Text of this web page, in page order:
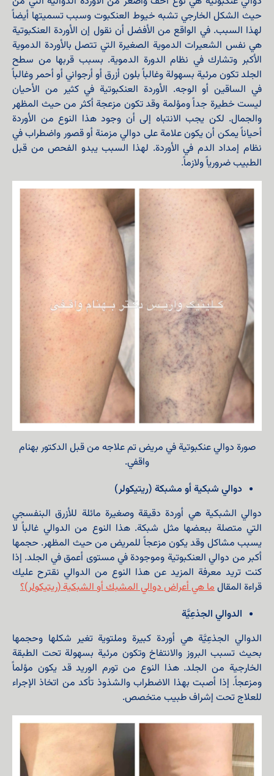
حيث الشكل الخارجي تشبه خيوط العنكبوت وسبب تسميتها أيضاً
لهذا السبب. في الواقع من الأفضل أن نقول إن الأوردة العنكبوتية
هي نفس الشعيرات الدموية الصغيرة التي تتصل بالأوردة الدموية
الأكبر وتشارك في نظام الدورة الدموية. بسبب قربها من سطح
الجلد تكون مرئية بسهولة وغالباً بلون أزرق أو أرجواني أو أحمر وغالباً
في الساقين أو الوجه. الأوردة العنكبوتية في كثير من الأحيان
ليست خطيرة جداً ومؤلمة وقد تكون مزعجة أكثر من حيث المظهر
والجمال. لكن يجب الانتباه إلى أن وجود هذا النوع من الأوردة
أحياناً يمكن أن يكون علامة على دوالي مزمنة أو قصور واضطراب في
نظام إمداد الدم في الأوردة. لهذا السبب يبدو الفحص من قبل
الطبيب ضرورياً ولازماً.
صورة دوالي عنكبوتية في مريض تم علاجه من قبل الدكتور بهنام
واقفي.
دوالي شبكية أو مشبكة (ريتيكولر)
دوالي الشبكية هي أوردة دقيقة وصغيرة مائلة للأزرق البنفسجي
التي متصلة ببعضها مثل شبكة. هذا النوع من الدوالي غالباً لا
يسبب مشاكل وقد يكون مزعجاً للمريض من حيث المظهر. حجمها
أكبر من دوالي العنكبوتية وموجودة في مستوى أعمق في الجلد. إذا
كنت تريد معرفة المزيد عن هذا النوع من الدوالي نقترح عليك
قراءة المقالما هي أعراض دوالي المشبك أو الشبكية (ريتيكولر)؟
الدوالي الجذعِیَّة
الدوالي الجذعِیَّة هي أوردة كبيرة وملتوية تغير شكلها وحجمها
بحيث تسبب البروز والانتفاخ وتكون مرئية بسهولة تحت الطبقة
الخارجية من الجلد. هذا النوع من تورم الوريد قد يكون مؤلماً
ومزعجاً. إذا أصبت بهذا الاضطراب والشذوذ تأكد من اتخاذ الإجراء
للعلاج تحت إشراف طبيب متخصص.